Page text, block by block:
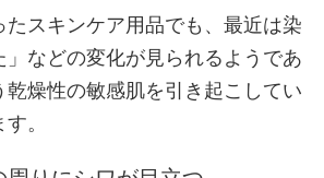
たスキンケア用品でも、最近は染
などの変化が見られるようであ
燥性の敏感肌を引き起こしてい
。